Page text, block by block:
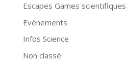
Escapes Games scientifiques
Evènements
Infos Science
Non classé